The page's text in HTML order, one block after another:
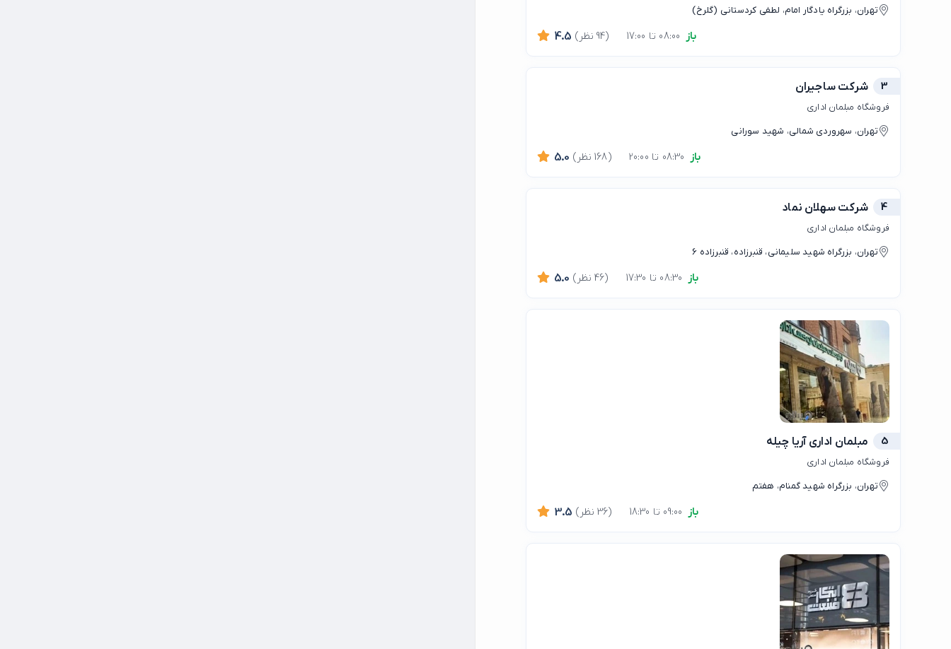
تهران، بزرگراه یادگار امام، لطفی کردستانی (گلرخ)
باز 4.5 (94 نظر)
3 شرکت ساجیران
فروشگاه مبلمان اداری
تهران، سهروردی شمالی، شهید سورانی
باز 5.0 (168 نظر)
4 شرکت سهلان نماد
فروشگاه مبلمان اداری
تهران، بزرگراه شهید سلیمانی، قنبرزاده، قنبرزاده 6
باز 5.0 (46 نظر)
5 مبلمان اداری آریا چیله
فروشگاه مبلمان اداری
تهران، بزرگراه شهید گمنام، هفتم
باز 3.5 (36 نظر)